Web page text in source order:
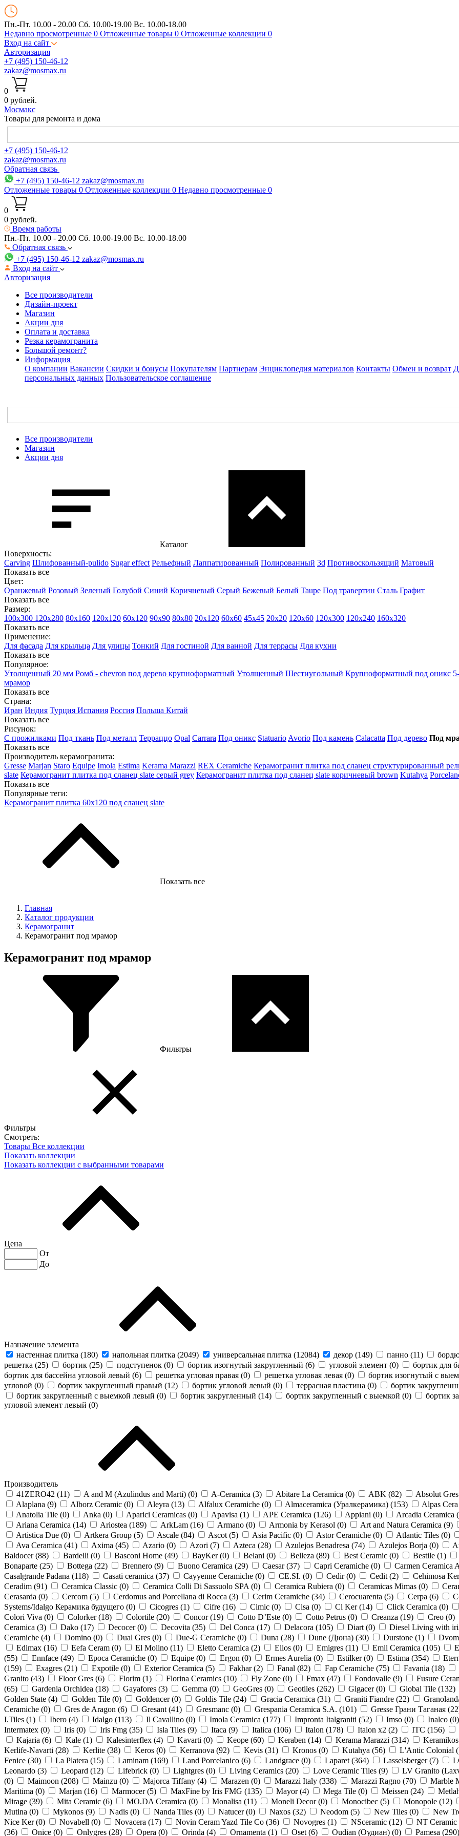
Пн.-Пт. 10.00 - 20.00 Сб. 10.00-19.00 Вс. 10.00-18.00
Недавно просмотренные 0 Отложенные товары 0 Отложенные коллекции 0
Вход на сайт
Авторизация
+7 (495) 150-46-12
zakaz@mosmax.ru
0
0 рублей.
Мосмакс
Товары для ремонта и дома
+7 (495) 150-46-12
zakaz@mosmax.ru
Обратная связь
+7 (495) 150-46-12 zakaz@mosmax.ru
Отложенные товары 0 Отложенные коллекции 0 Недавно просмотренные 0
0
0 рублей.
Время работы
Пн.-Пт. 10.00 - 20.00 Сб. 10.00-19.00 Вс. 10.00-18.00
Обратная связь
+7 (495) 150-46-12 zakaz@mosmax.ru
Вход на сайт
Авторизация
Все производители
Дизайн-проект
Магазин
Акции дня
Оплата и доставка
Резка керамогранита
Большой ремонт?
Информация
О компании Вакансии Скидки и бонусы Покупателям Партнерам Энциклопедия материалов Контакты Обмен и возврат
персональных данных Пользовательское соглашение
Все производители
Магазин
Акции дня
Каталог
Поверхность:
Сarving Шлифованный-pulido Sugar effect Рельефный Лаппатированный Полированный 3d Противоскользящий Матовый
Показать все
Цвет:
Оранжевый Розовый Зеленый Голубой Синий Коричневый Серый Бежевый Белый Taupe Под травертин Сталь Графит
Показать все
Размер:
100х300 120х280 80х160 120х120 60х120 90х90 80х80 20х120 60х60 45х45 20х20 120х60 120х300 120х240 160х320
Показать все
Применение:
Для фасада Для крыльца Для улицы Тонкий Для гостиной Для ванной Для террасы Для кухни
Показать все
Популярное:
Утолщенный 20 мм Ромб - chevron под дерево крупноформатный Утолщенный Шестиугольный Крупноформатный под оникс
мрамор
Показать все
Страна:
Иран Индия Турция Испания Россия Польша Китай
Показать все
Рисунок:
С прожилками Под ткань Под металл Терраццо Opal Carrara Под оникс Statuario Avorio Под камень Calacatta Под дерево Под
Показать все
Производитель керамогранита:
Gresse Marjan Staro Equipe Imola Estima Kerama Marazzi REX Ceramiche Керамогранит плитка под сланец структурированный
slate Керамогранит плитка под сланец slate серый grey Керамогранит плитка под сланец slate коричневый brown Kutahya
Показать все
Популярные теги:
Керамогранит плитка 60х120 под сланец slate
Показать все
Главная
Каталог продукции
Керамогранит
Керамогранит под мрамор
Керамогранит под мрамор
Фильтры
Фильтры
Смотреть:
Товары Все коллекции
Показать коллекции
Показать коллекции с выбранными товарами
Цена
От
До
Назначение элемента
настенная плитка (180) напольная плитка (2049) универсальная плитка (12084) декор (149) панно (11)
решетка (25) бортик (25) подступенок (0) бортик изогнутый закругленный (6) угловой элемент (0) бортик для
бортик для бассейна угловой левый (6) решетка угловая правая (0) решетка угловая левая (0) бортик изогнутый с
угловой (0) бортик закругленный правый (12) бортик угловой левый (0) террасная пластина (0) бортик
бортик закругленный с выемкой левый (0) бортик закругленный (14) бортик закругленный с выемкой (0) бортик
угловой элемент левый (0)
Производитель
41ZERO42 (11) A and M (Azulindus and Marti) (0) A-Ceramica (3) Abitare La Ceramica (0) ABK (82) Absolut
Alaplana (9) Alborz Ceramic (0) Aleyra (13) Alfalux Ceramiche (0) Almaceramica (Уралкерамика) (153) Alpas
Anatolia Tile (0) Anka (0) Aparici Ceramicas (0) Apavisa (1) APE Ceramica (126) Appiani (0) Arcadia Ceramica (
Ariana Ceramica (14) Ariostea (189) ArkLam (16) Armano (0) Armonia by Kerasol (0) Art and Natura Ceramica (9)
Artistica Due (0) Artkera Group (5) Ascale (84) Ascot (5) Asia Pacific (0) Astor Ceramiche (0) Atlantic Tiles (0)
Ava Ceramica (41) Axima (45) Azario (0) Azori (7) Azteca (28) Azulejos Benadresa (74) Azulejos Borja (0)
Baldocer (88) Bardelli (0) Basconi Home (49) BayKer (0) Belani (0) Belleza (89) Best Ceramic (0) Bestile (1)
Bonaparte (25) Bottega (22) Brennero (9) Buono Ceramica (29) Caesar (37) Capri Ceramiche (0) Carmen Ceramica
Casalgrande Padana (118) Casati ceramica (37) Cayyenne Ceramiche (0) CE.SI. (0) Cedir (0) Cedit (2) Cehimosa
Ceradim (91) Ceramica Classic (0) Ceramica Colli Di Sassuolo SPA (0) Ceramica Rubiera (0) Ceramicas Mimas (0)
Cerasarda (0) Cercom (5) Cerdomus and Porcellana di Rocca (3) Cerim Ceramiche (34) Cerocuarenta (5) Cerpa (6)
Systems/Idalgo Керамика будущего (0) Cicogres (1) Cifre (16) Cimic (0) Cisa (0) Cl Ker (14) Click Ceramica (0)
Colori Viva (0) Colorker (18) Colortile (20) Concor (19) Cotto D’Este (0) Cotto Petrus (0) Creanza (19) Creo (0)
Ceramica (3) Dako (17) Decocer (0) Decovita (35) Del Conca (17) Delacora (105) Diart (0) Diesel Living with
Ceramiche (4) Domino (0) Dual Gres (0) Due-G Ceramiche (0) Duna (28) Dune (Дюна) (30) Durstone (1)
Edimax (16) Eefa Ceram (0) El Molino (11) Eletto Ceramica (2) Elios (0) Emigres (11) Emil Ceramica (105)
(55) Ennface (49) Epoca Ceramiche (0) Equipe (0) Ergon (0) Ermes Aurelia (0) Estilker (0) Estima (354)
(159) Exagres (21) Expotile (0) Exterior Ceramica (5) Fakhar (2) Fanal (82) Fap Ceramiche (75) Favania (18)
Granito (43) Floor Gres (6) Florim (1) Florina Ceramics (10) Fly Zone (0) Fmax (47) Fondovalle (9) Fusure
(65) Gardenia Orchidea (18) Gayafores (3) Gemma (0) GeoGres (0) Geotiles (262) Gigacer (0) Global Tile (132)
Golden State (4) Golden Tile (0) Goldencer (0) Goldis Tile (24) Gracia Ceramica (31) Graniti Fiandre (22)
Ceramiche (0) Gres de Aragon (6) Gresant (41) Gresmanc (0) Grespania Ceramica S.A. (101) Gresse Грани Таганая (22
I.Tiles (1) Ibero (4) Idalgo (113) Il Cavallino (0) Imola Ceramica (177) Impronta Italgraniti (52) Imso (0) Inalco (0)
Intermatex (0) Iris (0) Iris Fmg (35) Isla Tiles (9) Itaca (9) Italica (106) Italon (178) Italon x2 (2) ITC (156)
Kajaria (6) Kale (1) Kalesinterflex (4) Kavarti (0) Keope (60) Keraben (14) Kerama Marazzi (314)
Kerlife-Navarti (28) Kerlite (38) Keros (0) Kerranova (92) Kevis (31) Kronos (0) Kutahya (56) L'Antic Colonial (
Fenice (30) La Platera (15) Laminam (169) Land Porcelanico (6) Landgrace (0) Laparet (364) Lasselsberger (7)
Leonardo (3) Leopard (12) Lifebrick (0) Lightgres (0) Living Ceramics (20) Love Ceramic Tiles (9) LV Granito
(0) Maimoon (208) Mainzu (0) Majorca Tiffany (4) Marazen (0) Marazzi Italy (338) Marazzi Ragno (70) Marble
Maritima (0) Marjan (16) Marmocer (5) MaxFine by Iris FMG (135) Mayor (4) Mega Tile (0) Meissen (24)
Mirage (39) Mita Ceramic (6) MO.DA Ceramica (0) Monalisa (11) Moneli Decor (0) Monocibec (5) Monopole (12)
Mutina (0) Mykonos (9) Nadis (0) Nanda Tiles (0) Natucer (0) Naxos (32) Neodom (5) New Tiles (0) New
Nice Ker (0) Novabell (0) Novacera (17) Novin Ceram Yazd Tile Co (36) Novogres (1) NSceramic (12) NT Ceramic
(36) Onice (0) Onlygres (28) Opera (0) Orinda (4) Ornamenta (1) Oset (6) Oudian (Оудиан) (0) Pamesa (290)